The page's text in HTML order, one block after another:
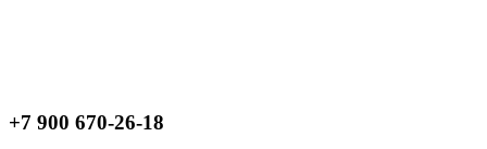
+7 900 670-26-18